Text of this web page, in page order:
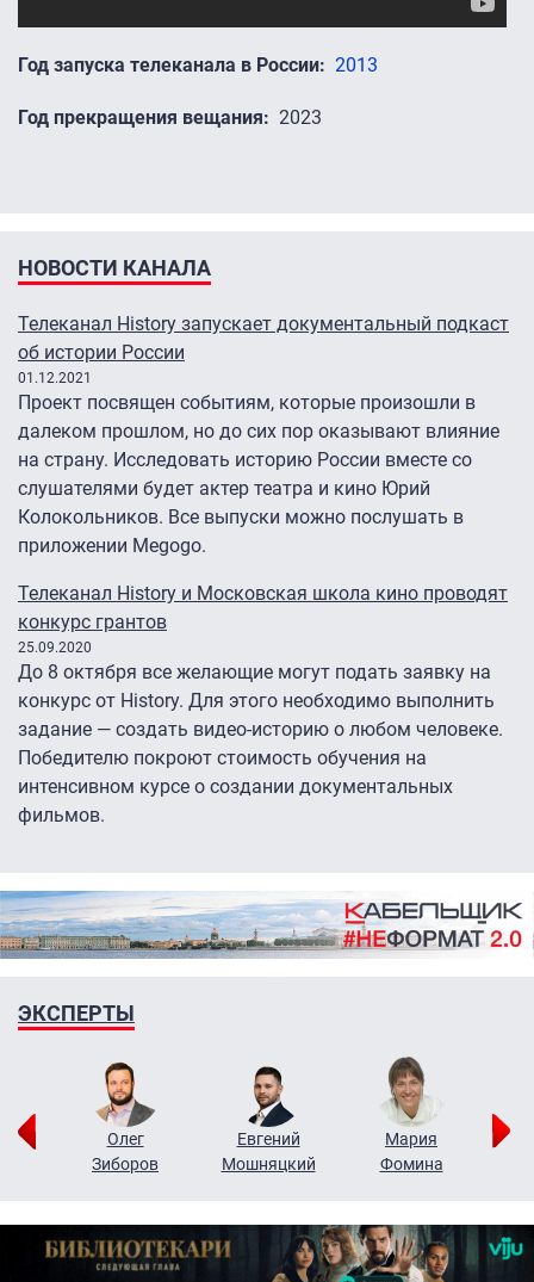
Год запуска телеканала в России 2013
Год прекращения вещания 2023
НОВОСТИ КАНАЛА
Телеканал History запускает документальный подкаст
об истории России
01.12.2021
Проект посвящен событиям, которые произошли в
далеком прошлом, но до сих пор оказывают влияние
на страну. Исследовать историю России вместе со
слушателями будет актер театра и кино Юрий
Колокольников. Все выпуски можно послушать в
приложении Megogo.
Телеканал History и Московская школа кино проводят
конкурс грантов
25.09.2020
До 8 октября все желающие могут подать заявку на
конкурс от History. Для этого необходимо выполнить
задание — создать видео-историю о любом человеке.
Победителю покроют стоимость обучения на
интенсивном курсе о создании документальных
фильмов.
ЭКСПЕРТЫ
Олег
Зиборов
Евгений
Мошняцкий
Мария
Фомина